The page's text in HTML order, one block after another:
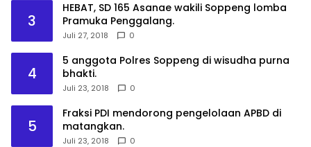
3
HEBAT, SD 165 Asanae wakili Soppeng lomba
Pramuka Penggalang.
Juli 27, 2018 0
4
5 anggota Polres Soppeng di wisudha purna
bhakti.
Juli 23, 2018 0
5
Fraksi PDI mendorong pengelolaan APBD di
matangkan.
Juli 23, 2018 0